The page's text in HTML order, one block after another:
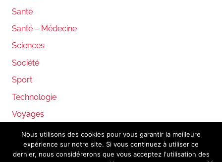
Santé
Santé – Médecine
Sciences
Société
Sport
Technologie
Voyages
WordPress Theme: Donovan by ThemeZee.
Nous utilisons des cookies pour vous garantir la meilleure
expérience sur notre site. Si vous continuez à utiliser ce
dernier, nous considérerons que vous acceptez l'utilisation des